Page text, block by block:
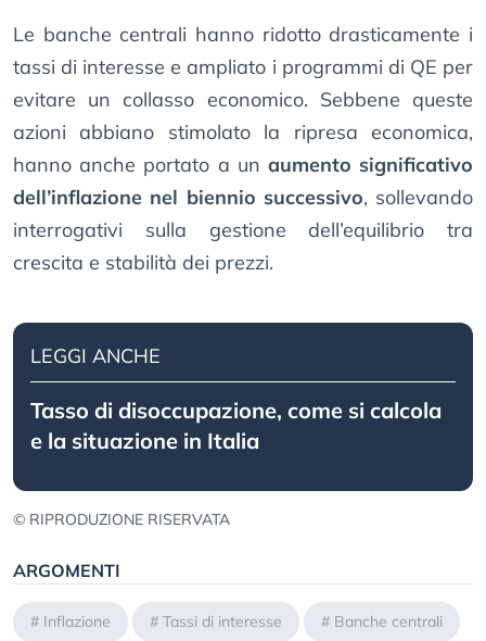
Le banche centrali hanno ridotto drasticamente i
tassi di interesse e ampliato i programmi di QE per
evitare un collasso economico. Sebbene queste
azioni abbiano stimolato la ripresa economica,
hanno anche portato a un aumento significativo
dell’inflazione nel biennio successivo, sollevando
interrogativi sulla gestione dell’equilibrio tra
crescita e stabilità dei prezzi.
LEGGI ANCHE
Tasso di disoccupazione, come si calcola
e la situazione in Italia
© RIPRODUZIONE RISERVATA
ARGOMENTI
# Inflazione # Tassi di interesse # Banche centrali